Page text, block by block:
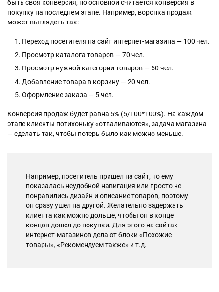
быть своя конверсия, но основной считается конверсия в
покупку на последнем этапе. Например, воронка продаж
может выглядеть так:
Переход посетителя на сайт интернет-магазина — 100 чел.
Просмотр каталога товаров — 70 чел.
Просмотр нужной категории товаров — 50 чел.
Добавление товара в корзину — 20 чел.
Оформление заказа — 5 чел.
Конверсия продаж будет равна 5% (5/100*100%). На каждом
этапе клиенты потихоньку «отваливаются», задача магазина
— сделать так, чтобы потерь было как можно меньше.
Например, посетитель пришел на сайт, но ему
показалась неудобной навигация или просто не
понравились дизайн и описание товаров, поэтому
он сразу ушел на другой. Желательно задержать
клиента как можно дольше, чтобы он в конце
концов дошел до покупки. Для этого на сайтах
интернет-магазинов делают блоки «Похожие
товары», «Рекомендуем также» и т.д.